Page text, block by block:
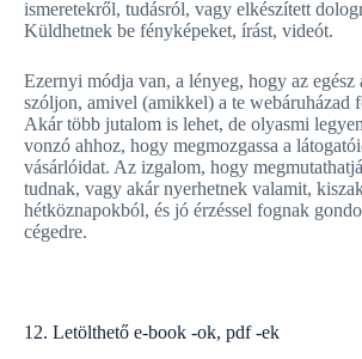
ismeretekről, tudásról, vagy elkészített
Küldhetnek be fényképeket, írást, videót.
Ezernyi módja van, a lényeg, hogy az egész
szóljon, amivel (amikkel) a te webáruházad
Akár több jutalom is lehet, de olyasmi
vonzó ahhoz, hogy megmozgassa a
vásárlóidat. Az izgalom, hogy
tudnak, vagy akár nyerhetnek valamit,
hétköznapokból, és jó érzéssel fognak
cégedre.
12. Letölthető e-book -ok, pdf -ek